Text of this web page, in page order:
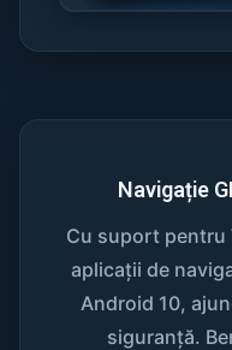
Navigație
Cu suport pentru
aplicații de
Android 10,
siguranță.